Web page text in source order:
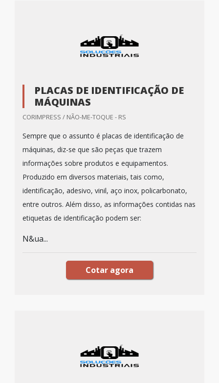
PLACAS DE IDENTIFICAÇÃO DE
MÁQUINAS
CORIMPRESS / NÃO-ME-TOQUE - RS
Sempre que o assunto é placas de identificação de
máquinas, diz-se que são peças que trazem
informações sobre produtos e equipamentos.
Produzido em diversos materiais, tais como,
identificação, adesivo, vinil, aço inox, policarbonato,
entre outros. Além disso, as informações contidas nas
etiquetas de identificação podem ser:
N&ua...
Cotar agora